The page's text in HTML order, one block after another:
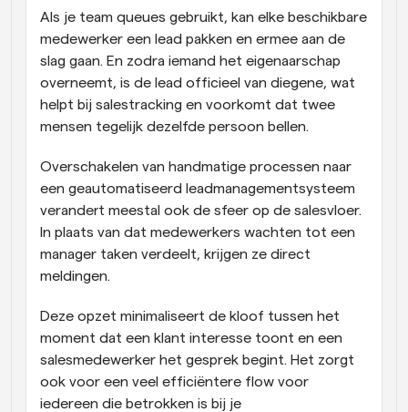
Als je team queues gebruikt, kan elke beschikbare
medewerker een lead pakken en ermee aan de
slag gaan. En zodra iemand het eigenaarschap
overneemt, is de lead officieel van diegene, wat
helpt bij salestracking en voorkomt dat twee
mensen tegelijk dezelfde persoon bellen.
Overschakelen van handmatige processen naar
een geautomatiseerd leadmanagementsysteem
verandert meestal ook de sfeer op de salesvloer.
In plaats van dat medewerkers wachten tot een
manager taken verdeelt, krijgen ze direct
meldingen.
Deze opzet minimaliseert de kloof tussen het
moment dat een klant interesse toont en een
salesmedewerker het gesprek begint. Het zorgt
ook voor een veel efficiëntere flow voor
iedereen die betrokken is bij je